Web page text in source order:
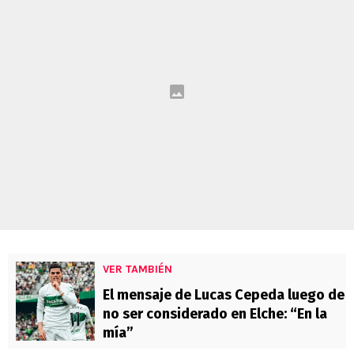
VER TAMBIÉN
El mensaje de Lucas Cepeda luego de
no ser considerado en Elche: “En la
mía”